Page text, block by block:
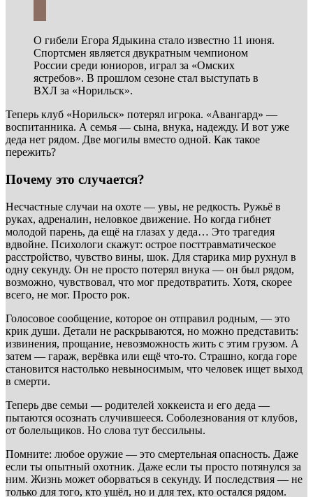
О гибели Егора Ядыкина стало известно 11 июня.
Спортсмен является двукратным чемпионом
России среди юниоров, играл за «Омских
ястребов». В прошлом сезоне стал выступать в
ВХЛ за «Норильск».
Теперь клуб «Норильск» потерял игрока. «Авангард» —
воспитанника. А семья — сына, внука, надежду. И вот уже
деда нет рядом. Две могилы вместо одной. Как такое
пережить?
Почему это случается?
Несчастные случаи на охоте — увы, не редкость. Ружьё в
руках, адреналин, неловкое движение. Но когда гибнет
молодой парень, да ещё на глазах у деда… Это трагедия
вдвойне. Психологи скажут: острое посттравматическое
расстройство, чувство вины, шок. Для старика мир рухнул в
одну секунду. Он не просто потерял внука — он был рядом,
возможно, чувствовал, что мог предотвратить. Хотя, скорее
всего, не мог. Просто рок.
Голосовое сообщение, которое он отправил родным, — это
крик души. Детали не раскрываются, но можно представить:
извинения, прощание, невозможность жить с этим грузом. А
затем — гараж, верёвка или ещё что-то. Страшно, когда горе
становится настолько невыносимым, что человек ищет выход
в смерти.
Теперь две семьи — родителей хоккеиста и его деда —
пытаются осознать случившееся. Соболезнования от клубов,
от болельщиков. Но слова тут бессильны.
Помните: любое оружие — это смертельная опасность. Даже
если ты опытный охотник. Даже если ты просто потянулся за
ним. Жизнь может оборваться в секунду. И последствия — не
только для того, кто ушёл, но и для тех, кто остался рядом.